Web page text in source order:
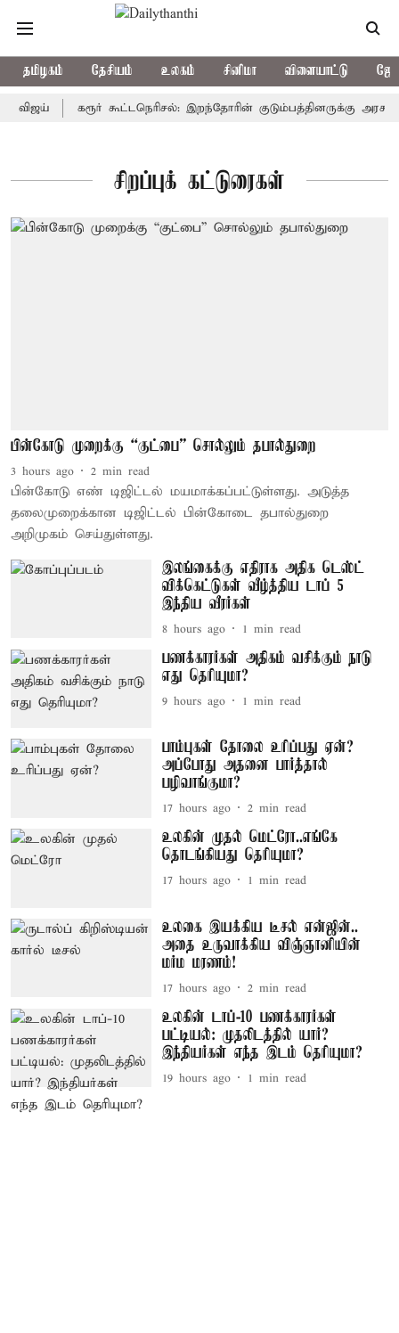
தமிழகம் தேசியம் உலகம் சினிமா விளையாட்டு
விஜய் கரூர் கூட்டநெரிசல்: இறந்தோரின் குடும்பத்தினருக்கு
சிறப்புக் கட்டுரைகள்
பின்கோடு முறைக்கு “குட்பை” சொல்லும் தபால்துறை
3 hours ago 2 min read
பின்கோடு எண் டிஜிட்டல் மயமாக்கப்பட்டுள்ளது. அடுத்த
தலைமுறைக்கான டிஜிட்டல் பின்கோடை தபால்துறை
அறிமுகம் செய்துள்ளது.
இலங்கைக்கு எதிராக அதிக டெஸ்ட்
விக்கெட்டுகள் வீழ்த்திய டாப் 5
இந்திய வீரர்கள்
8 hours ago 1 min read
பணக்காரர்கள் அதிகம் வசிக்கும் நாடு
எது தெரியுமா?
9 hours ago 1 min read
பாம்புகள் தோலை உரிப்பது ஏன்?
அப்போது அதனை பார்த்தால்
பழிவாங்குமா?
17 hours ago 2 min read
உலகின் முதல் மெட்ரோ..எங்கே
தொடங்கியது தெரியுமா?
17 hours ago 1 min read
உலகை இயக்கிய டீசல் என்ஜின்..
அதை உருவாக்கிய விஞ்ஞானியின்
மர்ம மரணம்!
17 hours ago 2 min read
உலகின் டாப்-10 பணக்காரர்கள்
பட்டியல்: முதலிடத்தில் யார்?
இந்தியர்கள் எந்த இடம் தெரியுமா?
19 hours ago 1 min read